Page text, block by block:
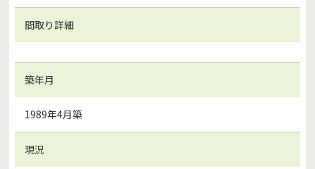
間取り詳細
築年月
1989年4月築
現況